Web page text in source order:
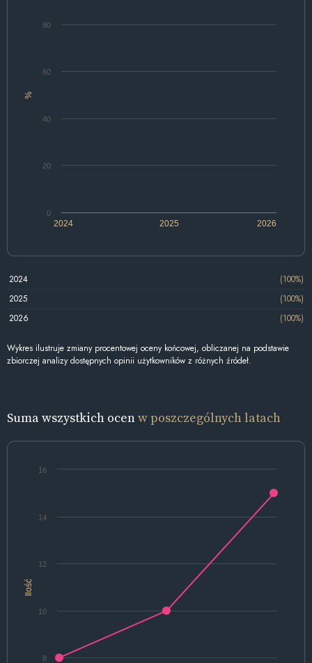
%
2024 2025 2026
0
20
40
60
80
2024
(100%)
2025
(100%)
2026
(100%)
Wykres ilustruje zmiany procentowej oceny końcowej, obliczanej na podstawie
zbiorczej analizy dostępnych opinii użytkowników z różnych źródeł.
Suma wszystkich ocenw poszczególnych latach
Ilość
8
10
12
14
16